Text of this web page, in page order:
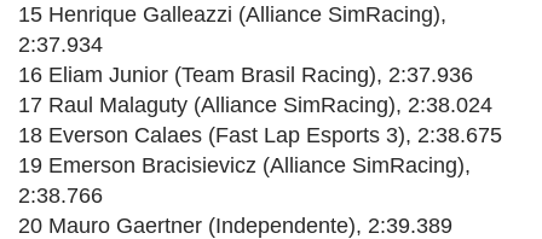
15 Henrique Galleazzi (Alliance SimRacing),
2:37.934
16 Eliam Junior (Team Brasil Racing), 2:37.936
17 Raul Malaguty (Alliance SimRacing), 2:38.024
18 Everson Calaes (Fast Lap Esports 3), 2:38.675
19 Emerson Bracisievicz (Alliance SimRacing),
2:38.766
20 Mauro Gaertner (Independente), 2:39.389